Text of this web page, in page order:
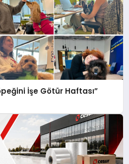
İşe Götür Haftası”